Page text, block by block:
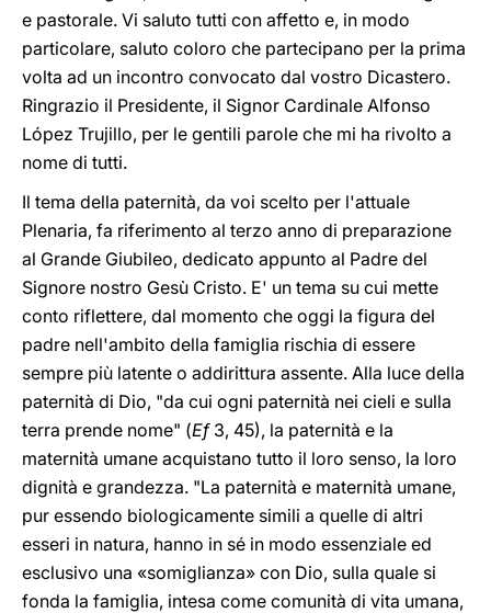
e pastorale. Vi saluto tutti con affetto e, in modo
particolare, saluto coloro che partecipano per la prima
volta ad un incontro convocato dal vostro Dicastero.
Ringrazio il Presidente, il Signor Cardinale Alfonso
López Trujillo, per le gentili parole che mi ha rivolto a
nome di tutti.
Il tema della paternità, da voi scelto per l'attuale
Plenaria, fa riferimento al terzo anno di preparazione
al Grande Giubileo, dedicato appunto al Padre del
Signore nostro Gesù Cristo. E' un tema su cui mette
conto riflettere, dal momento che oggi la figura del
padre nell'ambito della famiglia rischia di essere
sempre più latente o addirittura assente. Alla luce della
paternità di Dio, "da cui ogni paternità nei cieli e sulla
terra prende nome" (Ef3, 45), la paternità e la
maternità umane acquistano tutto il loro senso, la loro
dignità e grandezza. "La paternità e maternità umane,
pur essendo biologicamente simili a quelle di altri
esseri in natura, hanno in sé in modo essenziale ed
esclusivo una «somiglianza» con Dio, sulla quale si
fonda la famiglia, intesa come comunità di vita umana,